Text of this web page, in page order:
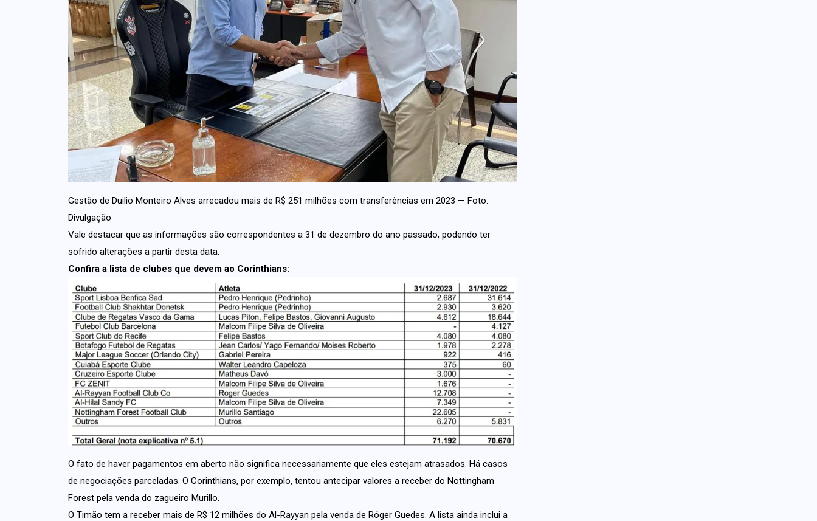
Gestão de Duilio Monteiro Alves arrecadou mais de R$ 251 milhões com transferências em 2023 — Foto:
Divulgação
Vale destacar que as informações são correspondentes a 31 de dezembro do ano passado, podendo ter
sofrido alterações a partir desta data.
Confira a lista de clubes que devem ao Corinthians:
O fato de haver pagamentos em aberto não significa necessariamente que eles estejam atrasados. Há casos
de negociações parceladas. O Corinthians, por exemplo, tentou antecipar valores a receber do Nottingham
Forest pela venda do zagueiro Murillo.
O Timão tem a receber mais de R$ 12 milhões do Al-Rayyan pela venda de Róger Guedes. A lista ainda inclui a